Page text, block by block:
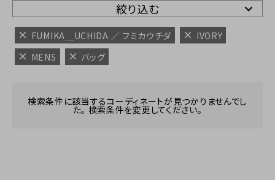
絞り込む
FUMIKA＿UCHIDA ／ フミカウチダ
IVORY
MENS
バッグ
検索条件に該当するコーディネートが見つかりませんでし
た。 検索条件を変更してください。